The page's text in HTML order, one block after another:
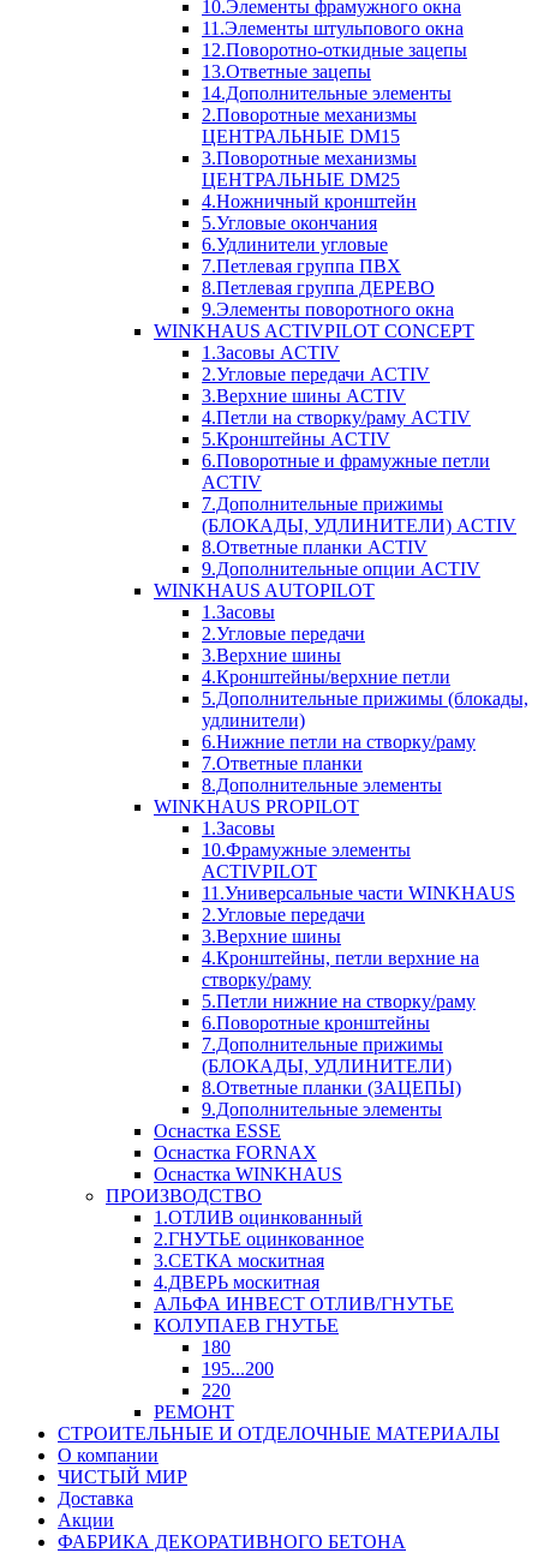
10.Элементы фрамужного окна
11.Элементы штульпового окна
12.Поворотно-откидные зацепы
13.Ответные зацепы
14.Дополнительные элементы
2.Поворотные механизмы
ЦЕНТРАЛЬНЫЕ DM15
3.Поворотные механизмы
ЦЕНТРАЛЬНЫЕ DM25
4.Ножничный кронштейн
5.Угловые окончания
6.Удлинители угловые
7.Петлевая группа ПВХ
8.Петлевая группа ДЕРЕВО
9.Элементы поворотного окна
WINKHAUS ACTIVPILOT CONCEPT
1.Засовы ACTIV
2.Угловые передачи ACTIV
3.Верхние шины ACTIV
4.Петли на створку/раму ACTIV
5.Кронштейны ACTIV
6.Поворотные и фрамужные петли
ACTIV
7.Дополнительные прижимы
(БЛОКАДЫ, УДЛИНИТЕЛИ) ACTIV
8.Ответные планки ACTIV
9.Дополнительные опции ACTIV
WINKHAUS AUTOPILOT
1.Засовы
2.Угловые передачи
3.Верхние шины
4.Кронштейны/верхние петли
5.Дополнительные прижимы (блокады,
удлинители)
6.Нижние петли на створку/раму
7.Ответные планки
8.Дополнительные элементы
WINKHAUS PROPILOT
1.Засовы
10.Фрамужные элементы
ACTIVPILOT
11.Универсальные части WINKHAUS
2.Угловые передачи
3.Верхние шины
4.Кронштейны, петли верхние на
створку/раму
5.Петли нижние на створку/раму
6.Поворотные кронштейны
7.Дополнительные прижимы
(БЛОКАДЫ, УДЛИНИТЕЛИ)
8.Ответные планки (ЗАЦЕПЫ)
9.Дополнительные элементы
Оснастка ESSE
Оснастка FORNAX
Оснастка WINKHAUS
ПРОИЗВОДСТВО
1.ОТЛИВ оцинкованный
2.ГНУТЬЕ оцинкованное
3.СЕТКА москитная
4.ДВЕРЬ москитная
АЛЬФА ИНВЕСТ ОТЛИВ/ГНУТЬЕ
КОЛУПАЕВ ГНУТЬЕ
180
195...200
220
РЕМОНТ
СТРОИТЕЛЬНЫЕ И ОТДЕЛОЧНЫЕ МАТЕРИАЛЫ
О компании
ЧИСТЫЙ МИР
Доставка
Акции
ФАБРИКА ДЕКОРАТИВНОГО БЕТОНА